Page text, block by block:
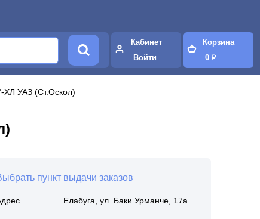
Кабинет
Войти
Корзина
0 ₽
УАЗ (Ст.Оскол)
пункт выдачи заказов
Елабуга, ул. Баки Урманче, 17а